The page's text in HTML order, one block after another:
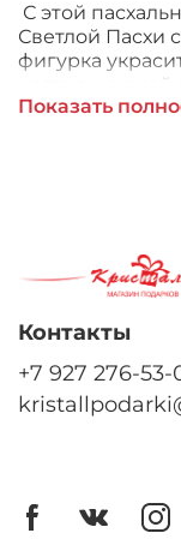
С этой
Светлой Пасхи
фигурка
Показать
Контакты
+7 927 276-53-